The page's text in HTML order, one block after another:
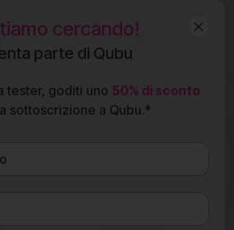
cercando!
cercando!
parte di Qubu
tester, goditi uno 50% di sconto
sottoscrizione a Qubu.*